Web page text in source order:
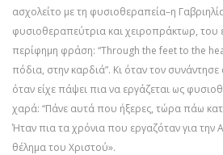
ασχολείτο με τη φυσιοθεραπεία–η
φυσιοθεραπεύτρια και χειροπράκτωρ, του
περίφημη φράση: “Through the feet to the
πόδια, στην καρδιά”. Κι όταν τον
όταν είχε πάψει πια να εργάζεται ως
χαρά: “Πάνε αυτά που ήξερες, τώρα πάω
Ήταν πια τα χρόνια που εργαζόταν για την
θέλημα του Χριστού».